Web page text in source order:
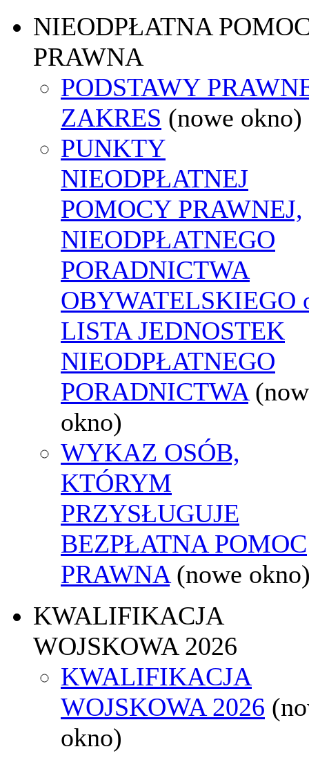
NIEODPŁATNA
PRAWNA
PODSTAWY
ZAKRES (nowe okno)
PUNKTY
NIEODPŁATNEJ
POMOCY PRAWNEJ,
NIEODPŁATNEGO
PORADNICTWA
OBYWATELSKIEGO
LISTA JEDNOSTEK
NIEODPŁATNEGO
PORADNICTWA
okno)
WYKAZ OSÓB,
KTÓRYM
PRZYSŁUGUJE
BEZPŁATNA POMOC
PRAWNA (nowe
KWALIFIKACJA
WOJSKOWA 2026
KWALIFIKACJA
WOJSKOWA 2026
okno)